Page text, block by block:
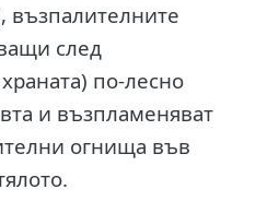
възпалителните
след
по-лесно
и възпламеняват
огнища във